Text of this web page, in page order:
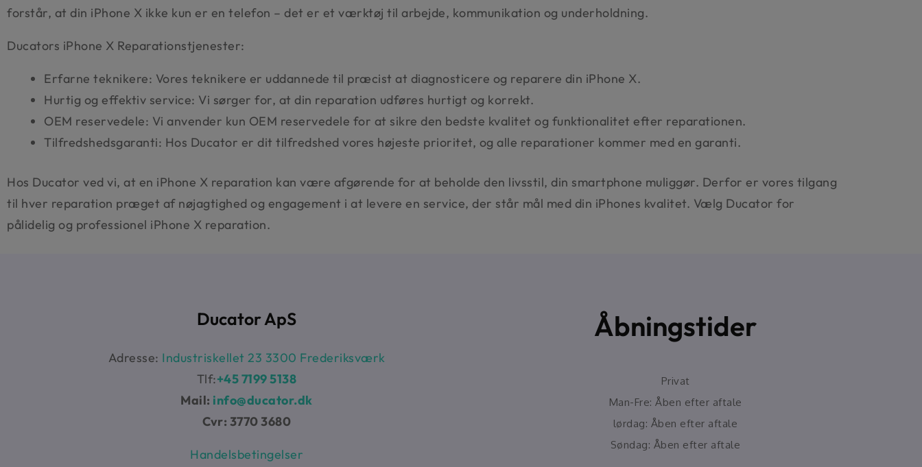
forstår, at din iPhone X ikke kun er en telefon – det er et værktøj til arbejde, kommunikation og underholdning.
Ducators iPhone X Reparationstjenester:
Erfarne teknikere: Vores teknikere er uddannede til præcist at diagnosticere og reparere din iPhone X.
Hurtig og effektiv service: Vi sørger for, at din reparation udføres hurtigt og korrekt.
OEM reservedele: Vi anvender kun OEM reservedele for at sikre den bedste kvalitet og funktionalitet efter reparationen.
Tilfredshedsgaranti: Hos Ducator er dit tilfredshed vores højeste prioritet, og alle reparationer kommer med en garanti.
Hos Ducator ved vi, at en iPhone X reparation kan være afgørende for at beholde den livsstil, din smartphone muliggør. Derfor er vores tilgang
til hver reparation præget af nøjagtighed og engagement i at levere en service, der står mål med din iPhones kvalitet. Vælg Ducator for
pålidelig og professionel iPhone X reparation.
Ducator ApS
Adresse: Industriskellet 23 3300 Frederiksværk
Tlf:+45 7199 5138
Mail: info@ducator.dk
Cvr: 3770 3680
Handelsbetingelser
Åbningstider
Privat
Man-Fre: Åben efter aftale
lørdag: Åben efter aftale
Søndag: Åben efter aftale